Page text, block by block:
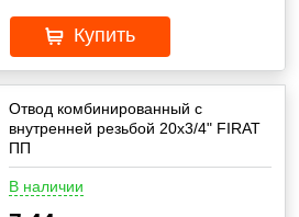
Купить
Отвод комбинированный с
внутренней резьбой 20х3/4" FIRAT
ПП
В наличии